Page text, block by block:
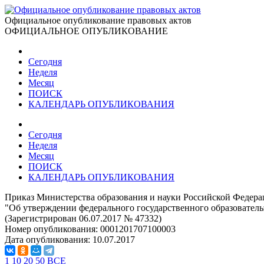
Официальное опубликование правовых актов
ОФИЦИАЛЬНОЕ ОПУБЛИКОВАНИЕ
Сегодня
Неделя
Месяц
ПОИСК
КАЛЕНДАРЬ ОПУБЛИКОВАНИЯ
Сегодня
Неделя
Месяц
ПОИСК
КАЛЕНДАРЬ ОПУБЛИКОВАНИЯ
Приказ Министерства образования и науки Российской
"Об утверждении федерального государственного
(Зарегистрирован 06.07.2017 № 47332)
Номер опубликования: 0001201707100003
Дата опубликования: 10.07.2017
1 10 20 50 ВСЕ